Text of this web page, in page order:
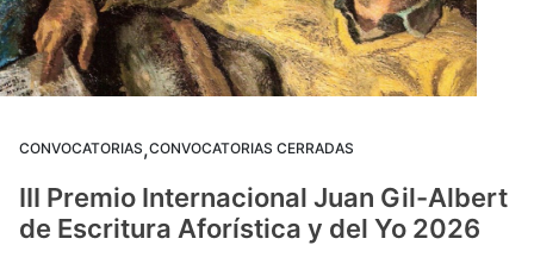
CONVOCATORIAS,CONVOCATORIAS CERRADAS
III Premio Internacional Juan Gil-Albert
de Escritura Aforística y del Yo 2026